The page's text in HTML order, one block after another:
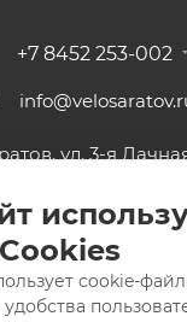
+7 8452 253-002
ул. 3-я
cookie-